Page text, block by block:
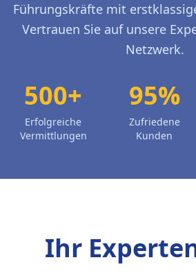
Führungskräfte mit
Vertrauen Sie auf unsere
Netzwerk.
500+
Erfolgreiche
Vermittlungen
95%
Zufriedene
Kunden
Ihr